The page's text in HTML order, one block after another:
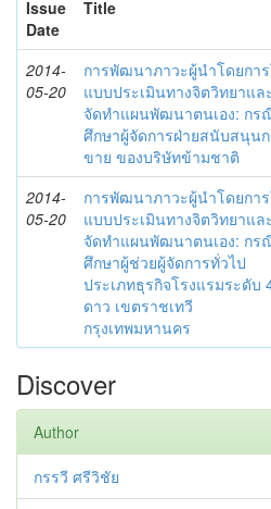
Issue
Date
Title
2014-
05-20
การพัฒนาภาวะผู้นำโดยกา
แบบประเมินทางจิตวิทยาแล
จัดทำแผนพัฒนาตนเอง: กร
ศึกษาผู้จัดการฝ่ายสนับสนุน
ขาย ของบริษัทข้ามชาติ
2014-
05-20
การพัฒนาภาวะผู้นำโดยกา
แบบประเมินทางจิตวิทยาแล
จัดทำแผนพัฒนาตนเอง: กร
ศึกษาผู้ช่วยผู้จัดการทั่วไป
ประเภทธุรกิจโรงแรมระดับ
ดาว เขตราชเทวี
กรุงเทพมหานคร
Discover
Author
กรรวี ศรีวิชัย